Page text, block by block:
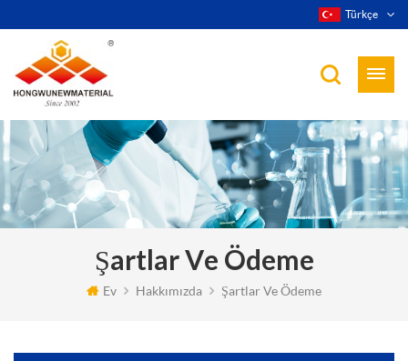
Türkçe
Şartlar Ve Ödeme
Ev Hakkımızda Şartlar Ve Ödeme